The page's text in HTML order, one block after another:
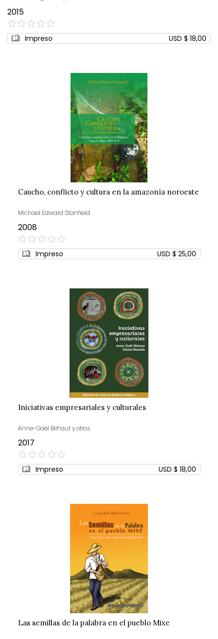
2015
0%
Impreso USD $ 18,00
Caucho, conflicto y cultura en la amazonía noroeste
Michael Edward Stanfield
2008
0%
Impreso USD $ 25,00
Iniciativas empresariales y culturales
Anne-Gaël Bilhaut y otros
2017
0%
Impreso USD $ 18,00
Las semillas de la palabra en el pueblo Mixe